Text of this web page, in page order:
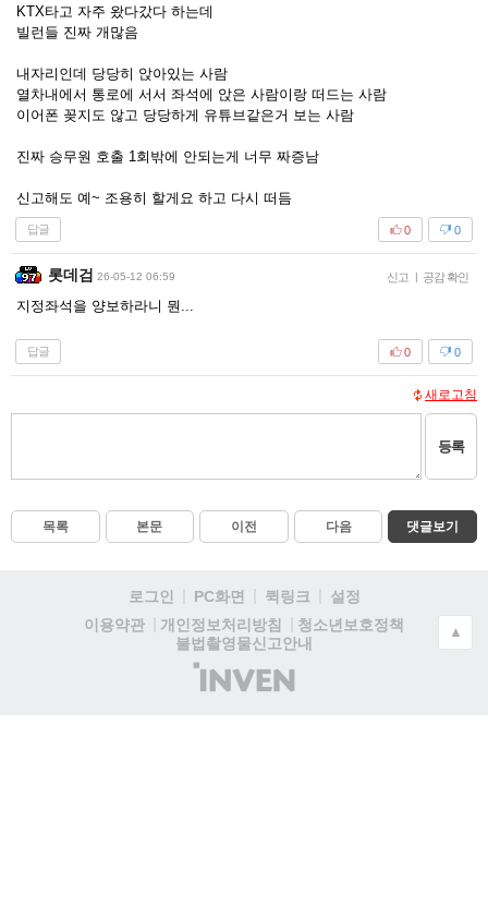
KTX타고 자주 왔다갔다 하는데
빌런들 진짜 개많음
내자리인데 당당히 앉아있는 사람
열차내에서 통로에 서서 좌석에 앉은 사람이랑 떠드는 사람
이어폰 꽂지도 않고 당당하게 유튜브같은거 보는 사람
진짜 승무원 호출 1회밖에 안되는게 너무 짜증남
신고해도 예~ 조용히 할게요 하고 다시 떠듬
답글 0
0
롯데검 26-05-12 06:59 신고 | 공감 확인
지정좌석을 양보하라니 뭔...
답글 0
0
새로고침
등록
목록 본문 이전 다음 댓글보기
로그인 PC화면 퀵링크
설정
이용약관
개인정보처리방침
청소년보호정책
불법촬영물신고안내
(주)
인
▲